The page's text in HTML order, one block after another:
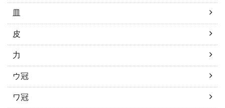
皿
皮
力
ウ冠
ワ冠